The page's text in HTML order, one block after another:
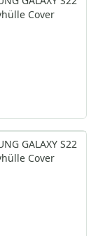
Cover
GALAXY S22
Cover